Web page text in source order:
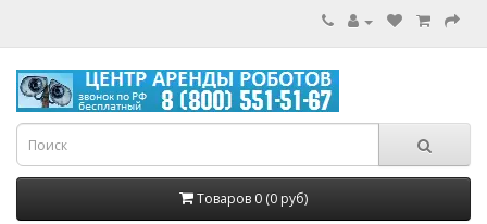
Товаров 0 (0 руб)